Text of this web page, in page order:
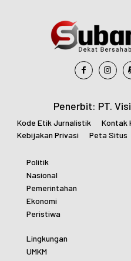
Penerbit: PT.
Kode Etik Jurnalistik Kontak
Kebijakan Privasi
Peta Situs
Politik
Nasional
Pemerintahan
Ekonomi
Peristiwa
Lingkungan
UMKM